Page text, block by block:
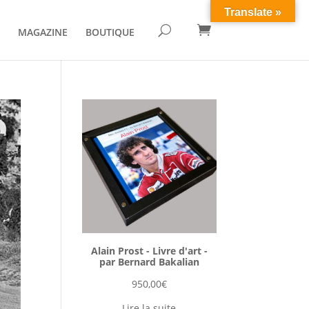
MAGAZINE BOUTIQUE U 
Alain Prost - Livre d'art -
par Bernard Bakalian
950,00€
Translate »